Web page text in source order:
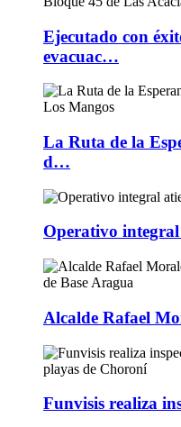
Ejecutado con
evacuac…
La Ruta de la
d…
Operativo
Alcalde Rafael
Funvisis realiza